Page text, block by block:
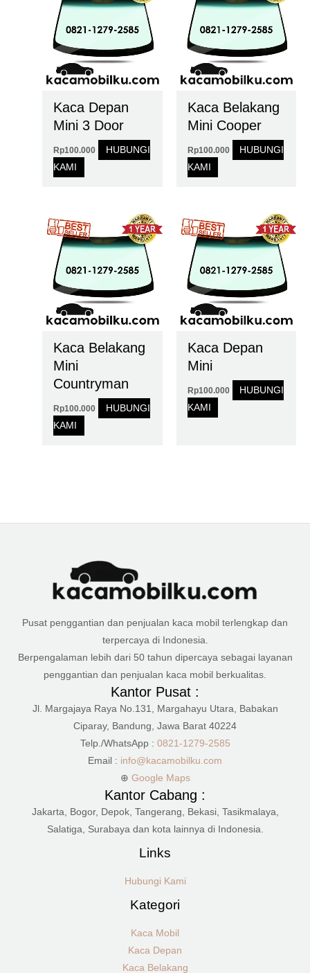
Kaca Depan
Mini 3 Door
Rp100.000
HUBUNGI
KAMI
Kaca Belakang
Mini Cooper
Rp100.000
HUBUNGI
KAMI
Kaca Belakang
Mini
Countryman
Rp100.000
HUBUNGI
KAMI
Kaca Depan
Mini
Rp100.000
HUBUNGI
KAMI
Pusat penggantian dan penjualan kaca mobil terlengkap dan
terpercaya di Indonesia.
Berpengalaman lebih dari 50 tahun dipercaya sebagai layanan
penggantian dan penjualan kaca mobil berkualitas.
Kantor Pusat :
Jl. Margajaya Raya No.131, Margahayu Utara, Babakan
Ciparay, Bandung, Jawa Barat 40224
Telp./WhatsApp : 0821-1279-2585
Email : info@kacamobilku.com
⊕ Google Maps
Kantor Cabang :
Jakarta, Bogor, Depok, Tangerang, Bekasi, Tasikmalaya,
Salatiga, Surabaya dan kota lainnya di Indonesia.
Links
Hubungi Kami
Kategori
Kaca Mobil
Kaca Depan
Kaca Belakang